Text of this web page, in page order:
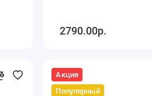
2790.00р.
Акция
Популярный